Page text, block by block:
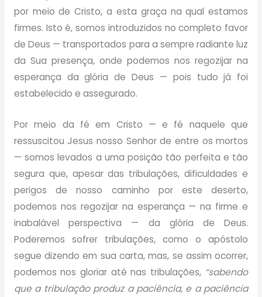
por meio de Cristo, a esta graça na qual estamos
firmes. Isto é, somos introduzidos no completo favor
de Deus — transportados para a sempre radiante luz
da Sua presença, onde podemos nos regozijar na
esperança da glória de Deus — pois tudo já foi
estabelecido e assegurado.
Por meio da fé em Cristo — e fé naquele que
ressuscitou Jesus nosso Senhor de entre os mortos
— somos levados a uma posição tão perfeita e tão
segura que, apesar das tribulações, dificuldades e
perigos de nosso caminho por este deserto,
podemos nos regozijar na esperança — na firme e
inabalável perspectiva — da glória de Deus.
Poderemos sofrer tribulações, como o apóstolo
segue dizendo em sua carta, mas, se assim ocorrer,
podemos nos gloriar até nas tribulações, “sabendo
que a tribulação produz a paciência, e a paciência